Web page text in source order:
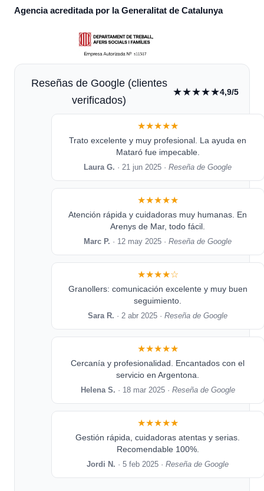
Agencia acreditada por la Generalitat de Catalunya
Reseñas de Google (clientes
verificados)
★★★★★4,9/5
★★★★★
Trato excelente y muy profesional. La ayuda en
Mataró fue impecable.
Laura G. · 21 jun 2025 ·Reseña de Google
★★★★★
Atención rápida y cuidadoras muy humanas. En
Arenys de Mar, todo fácil.
Marc P. · 12 may 2025 ·Reseña de Google
★★★★☆
Granollers: comunicación excelente y muy buen
seguimiento.
Sara R. · 2 abr 2025 ·Reseña de Google
★★★★★
Cercanía y profesionalidad. Encantados con el
servicio en Argentona.
Helena S. · 18 mar 2025 · Reseña de Google
★★★★★
Gestión rápida, cuidadoras atentas y serias.
Recomendable 100%.
Jordi N. · 5 feb 2025 ·Reseña de Google